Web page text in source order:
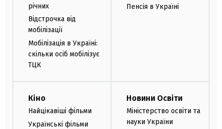
річних
Відстрочка від
мобілізації
Мобілізація в Україні:
скільки осіб мобілізує
ТЦК
Пенсія в Україні
Кіно
Найцікавіші фільми
Українські фільми
Новини Освіти
Міністерство освіти та
науки України